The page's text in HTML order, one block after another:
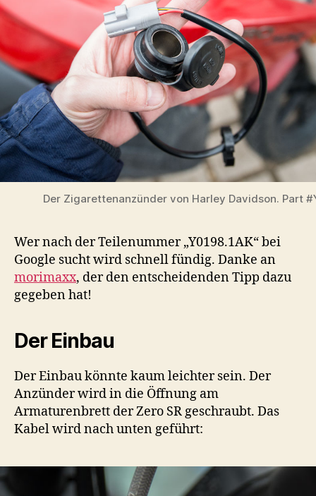
Der Zigarettenanzünder von Harley Davidson. Part
Wer nach der Teilenummer „Y0198.1AK“ bei
Google sucht wird schnell fündig. Danke an
morimaxx, der den entscheidenden Tipp dazu
gegeben hat!
Der Einbau
Der Einbau könnte kaum leichter sein. Der
Anzünder wird in die Öffnung am
Armaturenbrett der Zero SR geschraubt. Das
Kabel wird nach unten geführt: